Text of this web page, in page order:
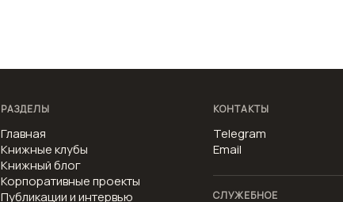
РАЗДЕЛЫ
Главная
Книжные клубы
Книжный блог
Корпоративные проекты
Публикации и интервью
КОНТАКТЫ
Telegram
Email
СЛУЖЕБНОЕ